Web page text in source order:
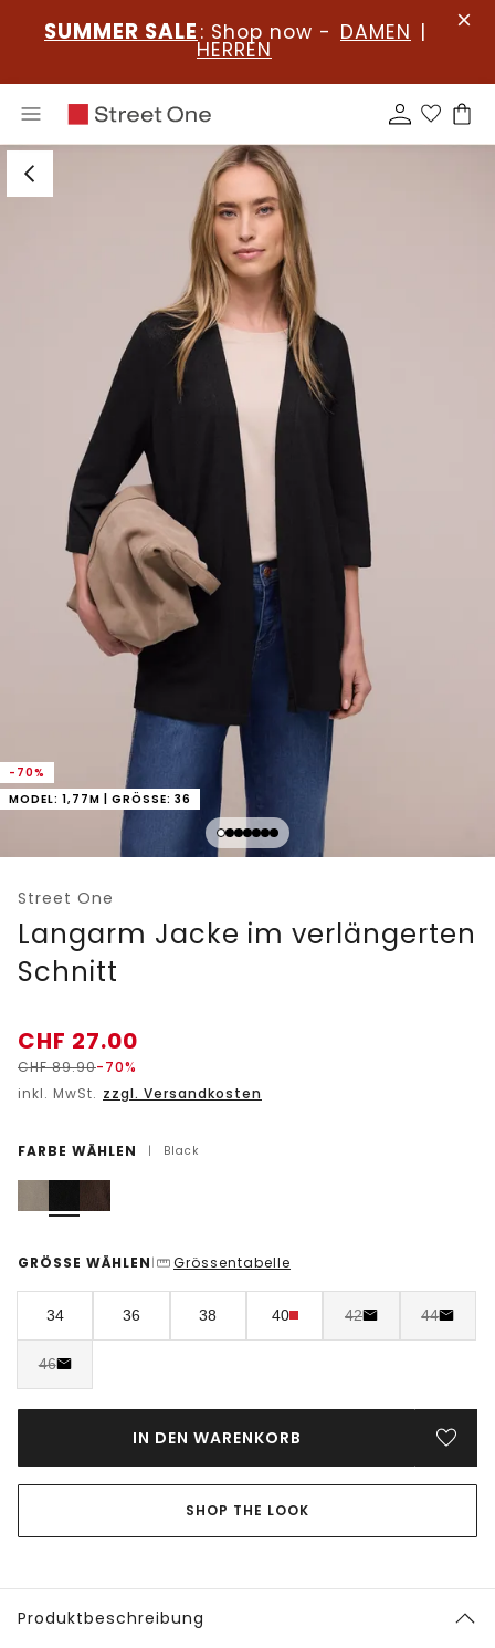
SUMMER SALE : Shop now - DAMEN |
HERREN
-70%
MODEL: 1,77M | GRÖSSE: 36
Street One
Langarm Jacke im verlängerten
Schnitt
CHF 27.00
CHF89.90-70%
inkl. MwSt. zzgl. Versandkosten
FARBE WÄHLEN | Black
GRÖSSE WÄHLEN | Grössentabelle
34 36 38 40 42 44
46
IN DEN WARENKORB
SHOP THE LOOK
Produktbeschreibung